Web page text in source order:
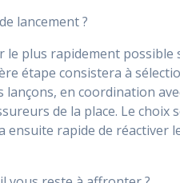
lancement ?
le plus rapidement
étape consistera à
en coordination
de la place. Le
ensuite rapide de